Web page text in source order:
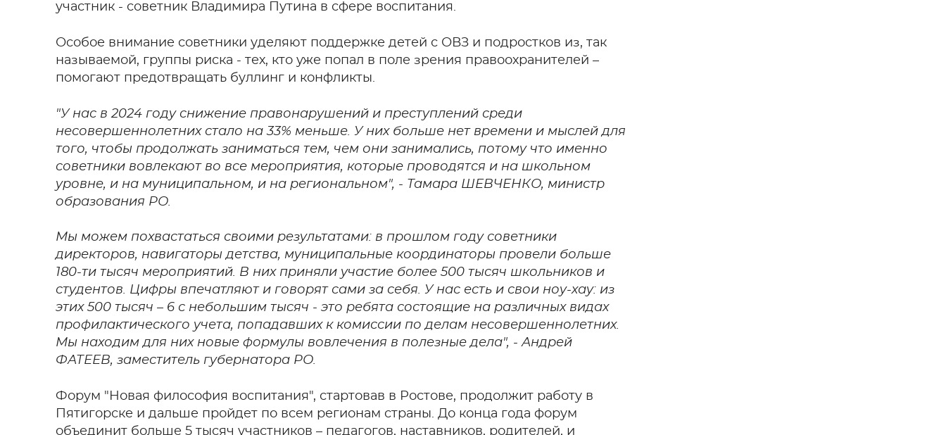
участник - советник Владимира Путина в сфере воспитания.
Особое внимание советники уделяют поддержке детей с ОВЗ и подростков из, так
называемой, группы риска - тех, кто уже попал в поле зрения правоохранителей –
помогают предотвращать буллинг и конфликты.
"У нас в 2024 году снижение правонарушений и преступлений среди
несовершеннолетних стало на 33% меньше. У них больше нет времени и мыслей для
того, чтобы продолжать заниматься тем, чем они занимались, потому что именно
советники вовлекают во все мероприятия, которые проводятся и на школьном
уровне, и на муниципальном, и на региональном", - Тамара ШЕВЧЕНКО, министр
образования РО.
Мы можем похвастаться своими результатами: в прошлом году советники
директоров, навигаторы детства, муниципальные координаторы провели больше
180-ти тысяч мероприятий. В них приняли участие более 500 тысяч школьников и
студентов. Цифры впечатляют и говорят сами за себя. У нас есть и свои ноу-хау: из
этих 500 тысяч – 6 с небольшим тысяч - это ребята состоящие на различных видах
профилактического учета, попадавших к комиссии по делам несовершеннолетних.
Мы находим для них новые формулы вовлечения в полезные дела", - Андрей
ФАТЕЕВ, заместитель губернатора РО.
Форум "Новая философия воспитания", стартовав в Ростове, продолжит работу в
Пятигорске и дальше пройдет по всем регионам страны. До конца года форум
объединит больше 5 тысяч участников – педагогов, наставников, родителей, и